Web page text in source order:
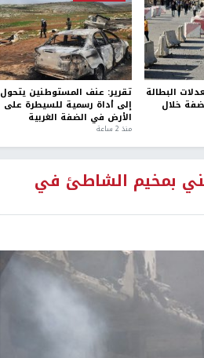
البطالة
خلال
تقرير: عنف المستوطنين يتحول
إلى أداة رسمية للسيطرة على
الأرض في الضفة الغربية
منذ 2 ساعة
بمخيم الشاطئ في